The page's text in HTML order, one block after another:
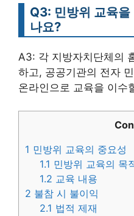
Q3: 민방위 교육을
나요?
A3: 각 지방자치단체의
하고, 공공기관의 전자
온라인으로 교육을 이수
1 민방위 교육의 중요성
1.1 민방위 교육의 목
1.2 교육 내용
2 불참 시 불이익
2.1 법적 제재